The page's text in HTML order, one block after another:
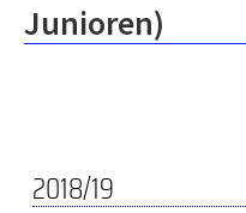
Junioren)
2018/19